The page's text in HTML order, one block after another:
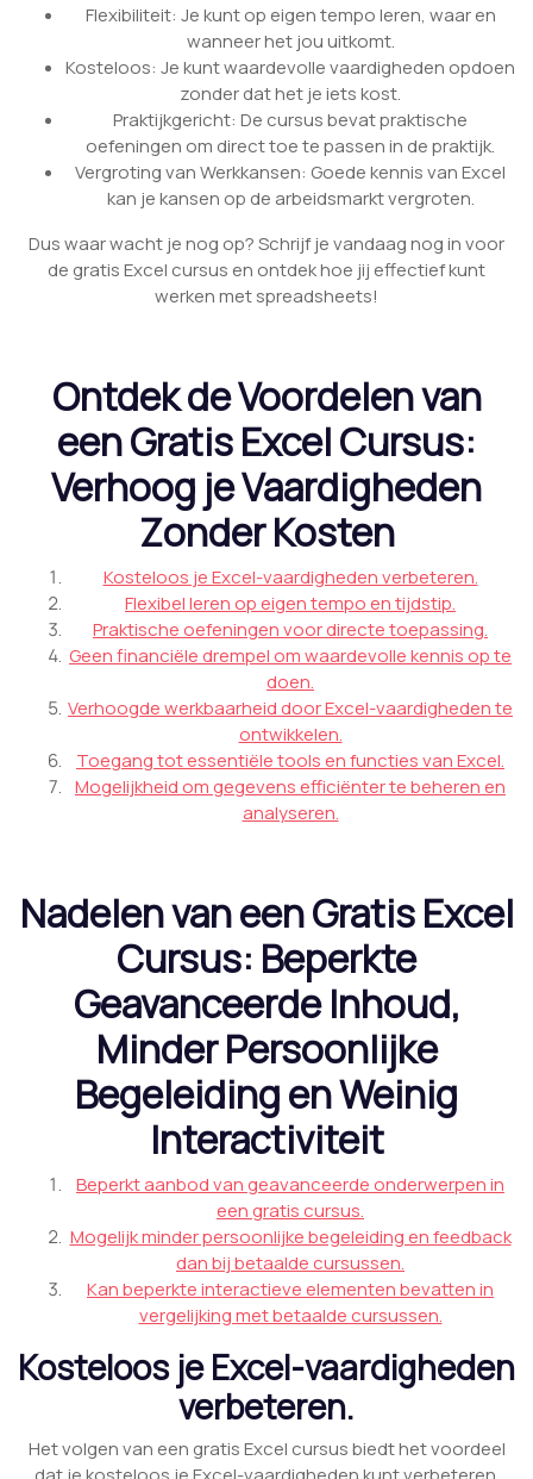
Flexibiliteit: Je kunt op eigen tempo leren, waar en
wanneer het jou uitkomt.
Kosteloos: Je kunt waardevolle vaardigheden opdoen
zonder dat het je iets kost.
Praktijkgericht: De cursus bevat praktische
oefeningen om direct toe te passen in de praktijk.
Vergroting van Werkkansen: Goede kennis van Excel
kan je kansen op de arbeidsmarkt vergroten.
Dus waar wacht je nog op? Schrijf je vandaag nog in voor
de gratis Excel cursus en ontdek hoe jij effectief kunt
werken met spreadsheets!
Ontdek de Voordelen van
een Gratis Excel Cursus:
Verhoog je Vaardigheden
Zonder Kosten
Kosteloos je Excel-vaardigheden verbeteren.
Flexibel leren op eigen tempo en tijdstip.
Praktische oefeningen voor directe toepassing.
Geen financiële drempel om waardevolle kennis op te
doen.
Verhoogde werkbaarheid door Excel-vaardigheden te
ontwikkelen.
Toegang tot essentiële tools en functies van Excel.
Mogelijkheid om gegevens efficiënter te beheren en
analyseren.
Nadelen van een Gratis Excel
Cursus: Beperkte
Geavanceerde Inhoud,
Minder Persoonlijke
Begeleiding en Weinig
Interactiviteit
Beperkt aanbod van geavanceerde onderwerpen in
een gratis cursus.
Mogelijk minder persoonlijke begeleiding en feedback
dan bij betaalde cursussen.
Kan beperkte interactieve elementen bevatten in
vergelijking met betaalde cursussen.
Kosteloos je Excel-vaardigheden
verbeteren.
Het volgen van een gratis Excel cursus biedt het voordeel